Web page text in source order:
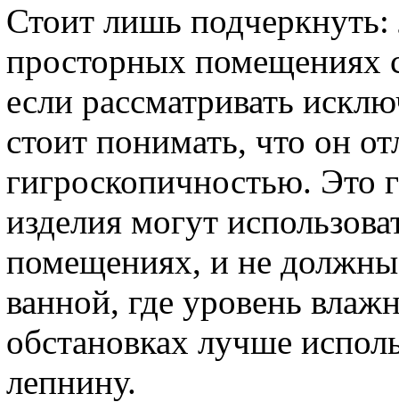
Стоит лишь подчеркнуть:
просторных помещениях
если рассматривать
стоит понимать, что он
гигроскопичностью. Это
изделия могут
помещениях, и не
ванной, где уровень
обстановках лучше
лепнину.